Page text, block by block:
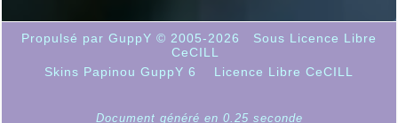
Propulsé par GuppY © 2005-2026
Sous Licence Libre
CeCILL
Skins Papinou GuppY 6
Licence Libre CeCILL
Document généré en 0.25 seconde